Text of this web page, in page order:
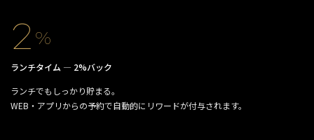
2 %
ランチタイム — 2%バック
ランチでもしっかり貯まる。
WEB・アプリからの予約で自動的にリワードが付与されます。